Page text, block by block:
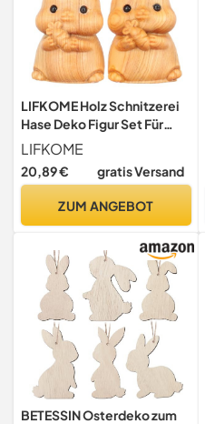
LIFKOME Holz Schnitzerei
Hase Deko Figur Set Für
Ostern - 2 Stück
Osterhasen Dekoration Für
Zuhause Tischdeko Und
Frühlingsfest
LIFKOME
20,89 € gratis Versand
ZUM ANGEBOT
BETESSIN Osterdeko zum